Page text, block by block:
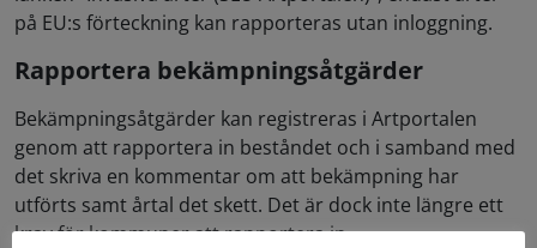
på EU:s förteckning kan rapporteras utan inloggning.
Rapportera bekämpningsåtgärder
Bekämpningsåtgärder kan registreras i Artportalen
genom att rapportera in beståndet och i samband med
det skriva en kommentar om att bekämpning har
utförts samt årtal det skett. Det är dock inte längre ett
krav för kommuner att rapportera in